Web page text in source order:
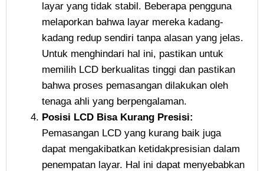
layar yang tidak stabil. Beberapa pengguna
melaporkan bahwa layar mereka kadang-
kadang redup sendiri tanpa alasan yang jelas.
Untuk menghindari hal ini, pastikan untuk
memilih LCD berkualitas tinggi dan pastikan
bahwa proses pemasangan dilakukan oleh
tenaga ahli yang berpengalaman.
Posisi LCD Bisa Kurang Presisi:
Pemasangan LCD yang kurang baik juga
dapat mengakibatkan ketidakpresisian dalam
penempatan layar. Hal ini dapat menyebabkan